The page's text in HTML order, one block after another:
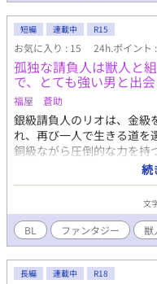
の過去を思い出させてしま
情が一体何なのか不器用な
質な溺愛白熊先輩×臆病だ
です。 基本的にハッピー
めの回想シーン入ります。
（予定です。）苦手な方は
は※をつけます。 初投稿で
で頂けたら幸いです！
短編 連載中 R15
お気に入り : 15 24h.ポイント
孤独な請負人は獣人と
で、とても強い男と出
福屋 蒼助
銀級請負人のリオは、金級
れ、再び一人で生きる道を
銅級ながら圧倒的な力を持
用、常識も違う。それでも
なれたリオの心を少しずつ
ながら、二人は信頼を積
がいるという”安心”が、や
を、まだリオは知らない。
分かりませんが、３章３
援をいただけると、とても
続
文
BL ファンタジー 獣
長編 連載中 R18